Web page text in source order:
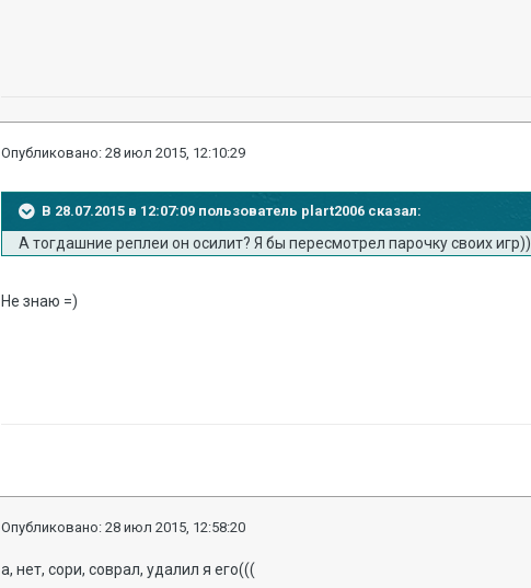
Опубликовано:28 июл 2015, 12:10:29
В 28.07.2015 в 12:07:09 пользователь plart2006 сказал:
А тогдашние реплеи он осилит? Я бы пересмотрел парочку своих игр))
Не знаю =)
Опубликовано:28 июл 2015, 12:58:20
а, нет, сори, соврал, удалил я его(((